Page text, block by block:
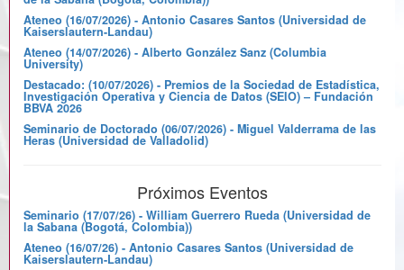
Ateneo (16/07/2026) - Antonio Casares Santos (Universidad de
Kaiserslautern-Landau)
Ateneo (14/07/2026) - Alberto González Sanz (Columbia
University)
Destacado: (10/07/2026) - Premios de la Sociedad de Estadística,
Investigación Operativa y Ciencia de Datos (SEIO) – Fundación
BBVA 2026
Seminario de Doctorado (06/07/2026) - Miguel Valderrama de las
Heras (Universidad de Valladolid)
Próximos Eventos
Seminario (17/07/26) - William Guerrero Rueda (Universidad de
la Sabana (Bogotá, Colombia))
Ateneo (16/07/26) - Antonio Casares Santos (Universidad de
Kaiserslautern-Landau)